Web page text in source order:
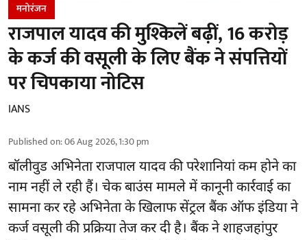
मनोरंजन
राजपाल यादव की मुश्किलें बढ़ीं, 16 करोड़
के कर्ज की वसूली के लिए बैंक ने संपत्तियों
पर चिपकाया नोटिस
IANS
Published on:06 Aug 2026, 1:30 pm
बॉलीवुडअभिनेता राजपाल यादव की परेशानियां कम होने का
नाम नहीं ले रही हैं। चेक बाउंस मामले में कानूनी कार्रवाई का
सामना कर रहे अभिनेता के खिलाफ सेंट्रल बैंक ऑफ इंडिया ने
कर्ज वसूली की प्रक्रिया तेज कर दी है। बैंक ने शाहजहांपुर